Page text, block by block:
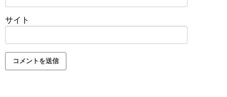
サイト